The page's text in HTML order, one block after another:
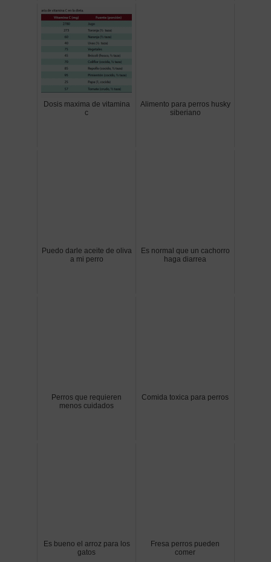
Dosis maxima de vitamina
c
Alimento para perros husky
siberiano
Puedo darle aceite de oliva
a mi perro
Es normal que un cachorro
haga diarrea
Perros que requieren
menos cuidados
Comida toxica para perros
Es bueno el arroz para los
gatos
Fresa perros pueden
comer